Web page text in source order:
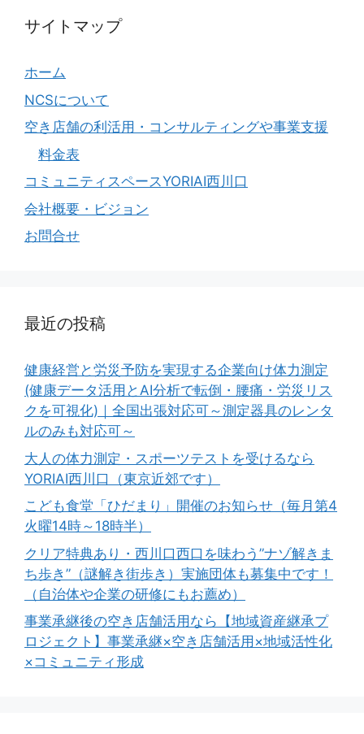
サイトマップ
ホーム
NCSについて
空き店舗の利活用・コンサルティングや事業支援
料金表
コミュニティスペースYORIAI西川口
会社概要・ビジョン
お問合せ
最近の投稿
健康経営と労災予防を実現する企業向け体力測定
(健康データ活用とAI分析で転倒・腰痛・労災リス
クを可視化)｜全国出張対応可～測定器具のレンタ
ルのみも対応可～
大人の体力測定・スポーツテストを受けるなら
YORIAI西川口（東京近郊です）
こども食堂「ひだまり」開催のお知らせ（毎月第4
火曜14時～18時半）
クリア特典あり・西川口西口を味わう”ナゾ解きま
ち歩き”（謎解き街歩き）実施団体も募集中です！
（自治体や企業の研修にもお薦め）
事業承継後の空き店舗活用なら【地域資産継承プ
ロジェクト】事業承継×空き店舗活用×地域活性化
×コミュニティ形成